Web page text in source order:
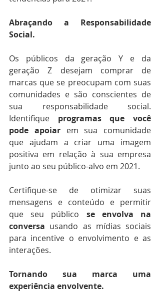
Abraçando a Responsabilidade
Social.
Os públicos da geração Y e da
geração Z desejam comprar de
marcas que se preocupam com suas
comunidades e são conscientes de
sua responsabilidade social.
Identifique programas que você
pode apoiar em sua comunidade
que ajudam a criar uma imagem
positiva em relação à sua empresa
junto ao seu público-alvo em 2021.
Certifique-se de otimizar suas
mensagens e conteúdo e permitir
que seu público se envolva na
conversa usando as mídias sociais
para incentive o envolvimento e as
interações.
Tornando sua marca uma
experiência envolvente.